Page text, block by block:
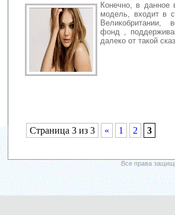
Конечно, в данное
модель, входит в
Великобритании,
фонд ,
далеко от такой
Страница 3 из 3 « 1 2 3
Все права